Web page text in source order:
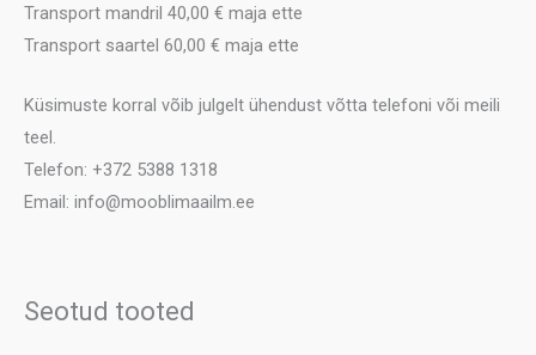
Transport mandril 40,00 € maja ette
Transport saartel 60,00 € maja ette
Küsimuste korral võib julgelt ühendust võtta telefoni või meili
teel.
Telefon: +372 5388 1318
Email: info@mooblimaailm.ee
Seotud tooted